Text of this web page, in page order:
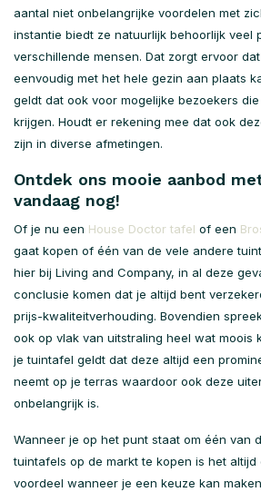
aantal niet onbelangrijke voordelen met
instantie biedt ze natuurlijk behoorlijk veel
verschillende mensen. Dat zorgt ervoor
eenvoudig met het hele gezin aan plaats
geldt dat ook voor mogelijke bezoekers
krijgen. Houdt er rekening mee dat ook
zijn in diverse afmetingen.
Ontdek ons mooie aanbod
vandaag nog!
Of je nu een House Doctor tafel of een
gaat kopen of één van de vele andere
hier bij Living and Company, in al deze
conclusie komen dat je altijd bent
prijs-kwaliteitverhouding. Bovendien
ook op vlak van uitstraling heel wat moois
je tuintafel geldt dat deze altijd een
neemt op je terras waardoor ook deze
onbelangrijk is.
Wanneer je op het punt staat om één van
tuintafels op de markt te kopen is het
voordeel wanneer je een keuze kan